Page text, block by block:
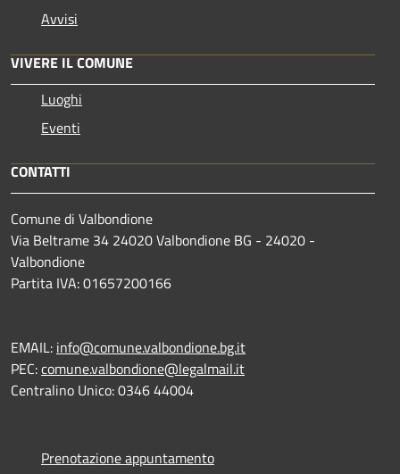
Avvisi
VIVERE IL COMUNE
Luoghi
Eventi
CONTATTI
Comune di Valbondione
Via Beltrame 34 24020 Valbondione BG - 24020 -
Valbondione
Partita IVA: 01657200166
EMAIL: info@comune.valbondione.bg.it
PEC:comune.valbondione@legalmail.it
Centralino Unico: 0346 44004
Prenotazione appuntamento